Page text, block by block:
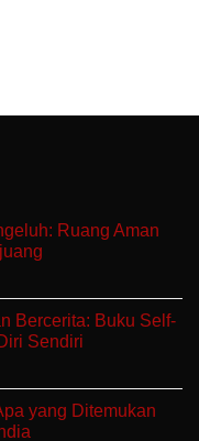
Ruang Aman
Bercerita: Buku Self-
Sendiri
yang Ditemukan